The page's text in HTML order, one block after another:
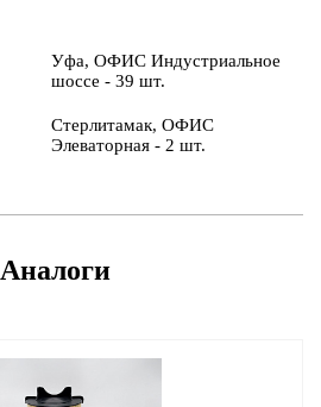
Уфа, ОФИС Индустриальное
шоссе - 39 шт.
Стерлитамак, ОФИС
Элеваторная - 2 шт.
Аналоги